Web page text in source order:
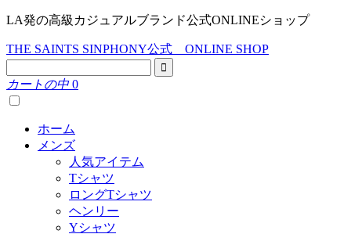
LA発の高級カジュアルブランド公式ONLINEショップ
THE SAINTS SINPHONY公式 ONLINE SHOP
カートの中 0
ホーム
メンズ
人気アイテム
Tシャツ
ロングTシャツ
ヘンリー
Yシャツ